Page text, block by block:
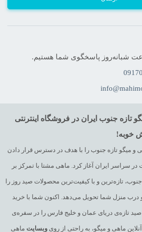
تازه جنوب ایران در فروشگاه اینترنتی
خوبه!
و میگو تازه جنوب را با هدف در دسترس قرار دادن
در سراسر ایران آغاز کرد. ماهی مشتا با تمرکز بر
تازه‌ترین و با کیفیت‌ترین محصولات صید روز را
درب منزل شما تحویل می‌دهد. اکنون شما با خرید
صید تازه‌ی دریای عمان و خلیج فارس را در سفره‌ی
ماهی و میگو، به راحتی از روی وبسایت ماهی